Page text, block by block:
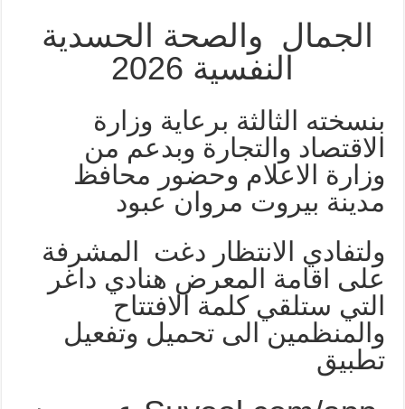
الجمال والصحة الحسدية
النفسية 2026
بنسخته الثالثة برعاية وزارة
الاقتصاد والتجارة وبدعم من
وزارة الاعلام وحضور محافظ
مدينة بيروت مروان عبود
ولتفادي الانتظار دغت المشرفة
على اقامة المعرض هنادي داغر
التي ستلقي كلمة الافتتاح
والمنظمين الى تحميل وتفعيل
تطبيق